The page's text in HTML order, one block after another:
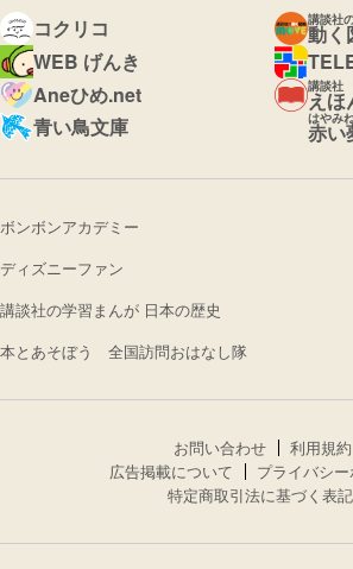
コクリコ
講談社
動く
WEB げんき
Aneひめ.net
講談社
えほ
青い鳥文庫
はやみ
赤い
ボンボンアカデミー
ディズニーファン
講談社の学習まんが 日本の歴史
本とあそぼう 全国訪問おはなし隊
お問い合わせ
利用規約
広告掲載について
プライバシ
特定商取引法に基づく表記